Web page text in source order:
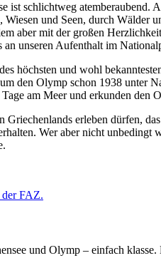
ist schlichtweg
und Seen, durch Wälder
aber mit der großen
unseren Aufenthalt im
höchsten und wohl
den Olymp schon 1938 unter
am Meer und erkunden den
erleben dürfen,
Wer aber nicht
der FAZ.
und Olymp – einfach